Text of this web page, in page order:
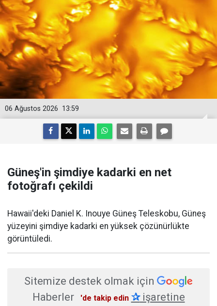
13:59
06 Ağustos 2026
Güneş'in şimdiye kadarki en net
fotoğrafı çekildi
Hawaii'deki Daniel K. Inouye Güneş Teleskobu, Güneş
yüzeyini şimdiye kadarki en yüksek çözünürlükte
görüntüledi.
Sitemize destek olmak için
Haberler
'de takip edin ✰işaretine